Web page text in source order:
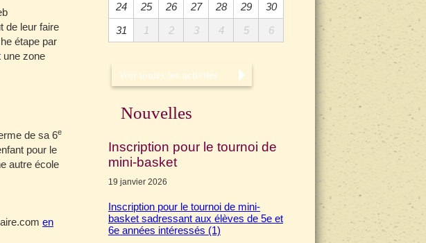
de leur faire
étape par
une zone
de sa 6e
pour le
autre école
en
24
25 26 27 28 29
30
31
1 2 3 4 5 6
Voir toutes les activités
Nouvelles
Inscription pour le tournoi de
mini-basket
19 janvier 2026
Inscription pour le tournoi de mini-
basket sadressant aux élèves de 5e et
6e années intéressés (1)